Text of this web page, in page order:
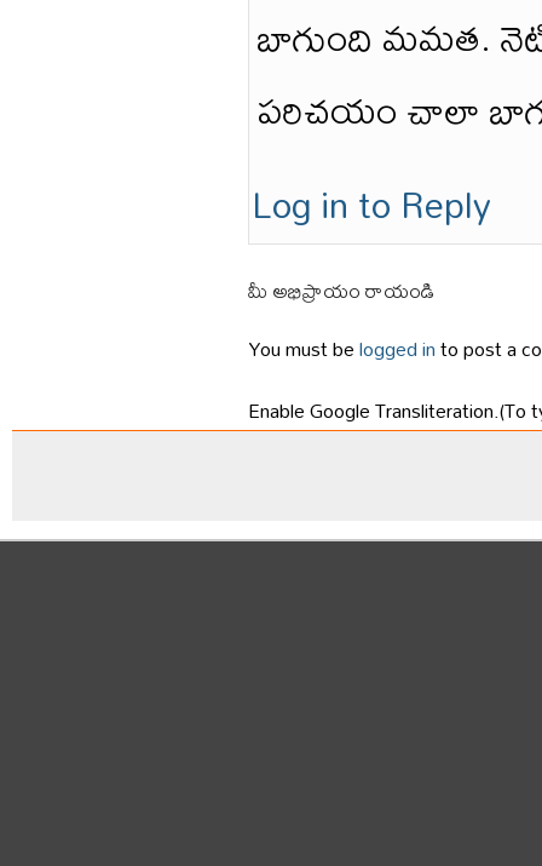
బాగుంది మమత.
పరిచయం చాలా
Log in to Reply
మీ అభిప్రాయం రాయండి
You must belogged into post a
Enable Google